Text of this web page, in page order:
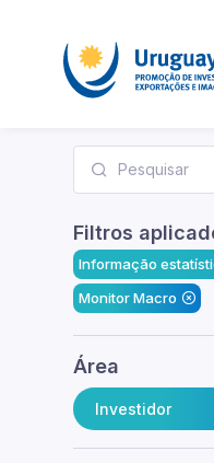
Filtros
Informação
Monitor Macro
Área
Investidor